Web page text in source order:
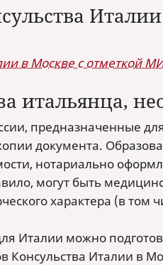
в Москве с отметкой
итальянца,
предназначенные
документа.
нотариально
могут быть
характера (в том
Италии можно
Консульства Италии в